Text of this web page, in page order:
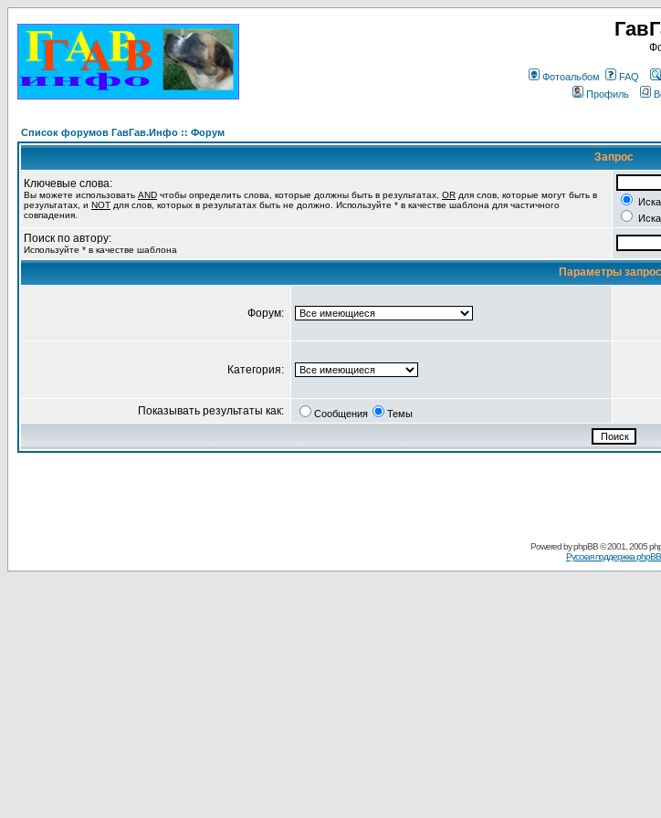
Фотоальбом FAQ
Профиль
Список форумов ГавГав.Инфо :: Форум
Запрос
Ключевые слова:
Вы можете использовать AND чтобы определить слова, которые должны быть в результатах, OR для слов, которые могут быть в
результатах, и NOT для слов, которых в результатах быть не должно. Используйте * в качестве шаблона для частичного
совпадения.
Поиск по автору:
Используйте * в качестве шаблона
Параметры
Форум:
Категория:
Показывать результаты как: Сообщения Темы
Powered byphpBB© 2001, 2005
Русская поддержка phpBB